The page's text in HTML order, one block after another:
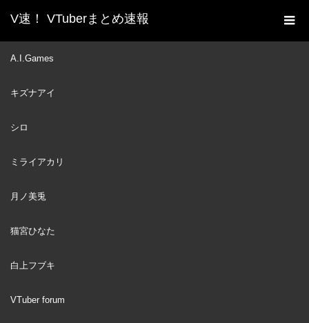
V速！ VTuberまとめ速報
A.I.Games
キズナアイ
シロ
ミライアカリ
月ノ美兎
猫宮ひなた
白上フブキ
VTuber forum
ホーム
新着動画一覧
20